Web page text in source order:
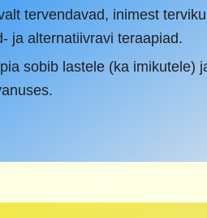
tervendavad, inimest
ja alternatiivravi teraapiad.
sobib lastele (ka imikutele)